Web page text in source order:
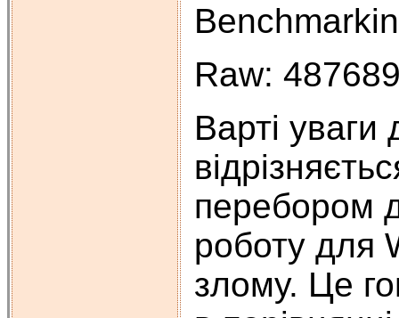
Raw:
Варті уваги
перебором
роботу для
злому. Це